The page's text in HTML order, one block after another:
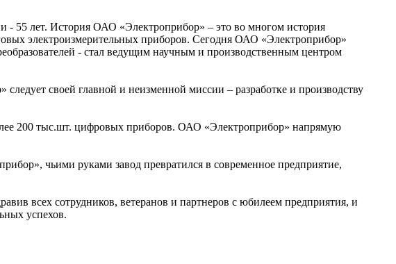
55 лет. История ОАО «Электроприбор» – это во многом история
электроизмерительных приборов. Сегодня ОАО «Электроприбор»
- стал ведущим научным и производственным центром
своей главной и неизменной миссии – разработке и производству
200 тыс.шт. цифровых приборов. ОАО «Электроприбор» напрямую
чьими руками завод превратился в современное предприятие,
всех сотрудников, ветеранов и партнеров с юбилеем предприятия, и
успехов.